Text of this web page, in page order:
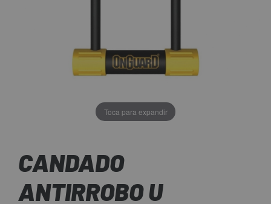
Toca para expandir
CANDADO
ANTIRROBO U